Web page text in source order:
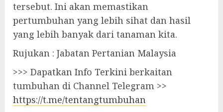
tersebut. Ini akan memastikan
pertumbuhan yang lebih sihat dan hasil
yang lebih banyak dari tanaman kita.
Rujukan : Jabatan Pertanian Malaysia
>>> Dapatkan Info Terkini berkaitan
tumbuhan di Channel Telegram >>
https://t.me/tentangtumbuhan